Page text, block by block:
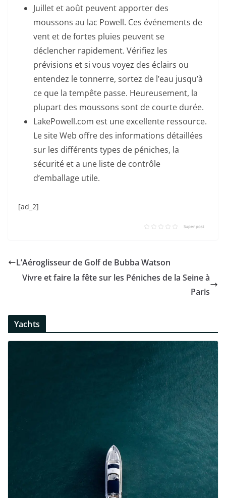
Juillet et août peuvent apporter des
moussons au lac Powell. Ces événements de
vent et de fortes pluies peuvent se
déclencher rapidement. Vérifiez les
prévisions et si vous voyez des éclairs ou
entendez le tonnerre, sortez de l’eau jusqu’à
ce que la tempête passe. Heureusement, la
plupart des moussons sont de courte durée.
LakePowell.com est une excellente ressource.
Le site Web offre des informations détaillées
sur les différents types de péniches, la
sécurité et a une liste de contrôle
d’emballage utile.
[ad_2]
Super post
L’Aéroglisseur de Golf de Bubba Watson
Vivre et faire la fête sur les Péniches de la Seine à
Paris
Yachts